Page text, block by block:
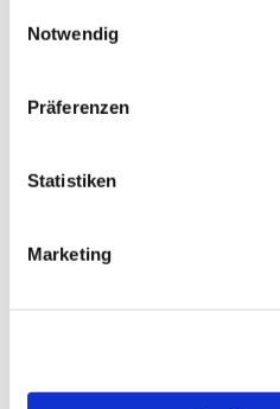
Notwendig
Präferenzen
Statistiken
Marketing
mit?